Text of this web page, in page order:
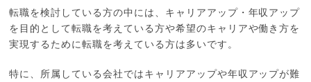
転職を検討している方の中には、キャリアアップ・年収アップ
を目的として転職を考えている方や希望のキャリアや働き方を
実現するために転職を考えている方は多いです。
特に、所属している会社ではキャリアアップや年収アップが難